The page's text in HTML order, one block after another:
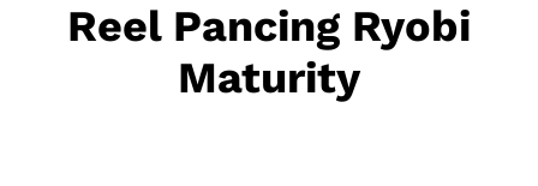
Reel Pancing Ryobi
Maturity